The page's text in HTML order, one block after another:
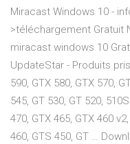
Miracast Windows 10 -
>téléchargement Gratuit
miracast windows 10
UpdateStar - Produits
590, GTX 580, GTX 570,
545, GT 530, GT 520,
470, GTX 465, GTX 460
460, GTS 450, GT …